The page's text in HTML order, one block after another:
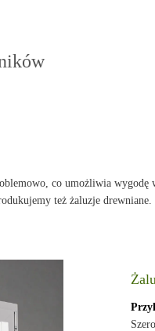
co umożliwia wygodę
też żaluzje